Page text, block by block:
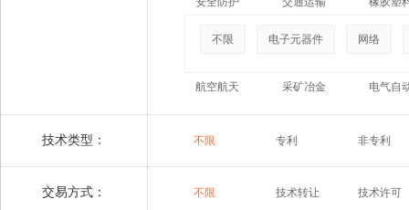
不限 电子元器件 网络
航空航天 采矿冶金 电气自
技术类型： 不限 专利 非专利
交易方式： 不限 技术转让 技术许可